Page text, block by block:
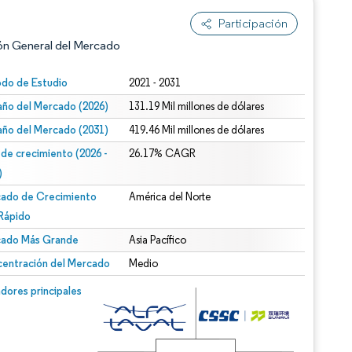
Participación
General del Mercado
de Estudio 2021 - 2031
del Mercado (2026) 131.19 Mil millones de dólares
del Mercado (2031) 419.46 Mil millones de dólares
de crecimiento (2026 -
26.17% CAGR
de Crecimiento
América del Norte
Más Grande Asia Pacífico
del Mercado Medio
principales
© Mordor Intelligence. El uso requiere atribución según CC BY 4.0.
CC BY 4.0.